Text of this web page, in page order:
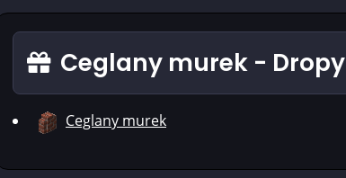
Ceglany murek - Dropy
Ceglany murek